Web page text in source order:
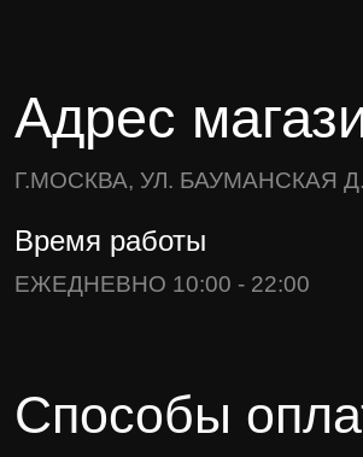
Адрес
Г.МОСКВА, УЛ. БАУМАНСКАЯ
Время работы
ЕЖЕДНЕВНО 10:00 - 22:00
Способы